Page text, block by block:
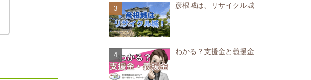
彦根城は、リサイクル城
わかる？支援金と義援金